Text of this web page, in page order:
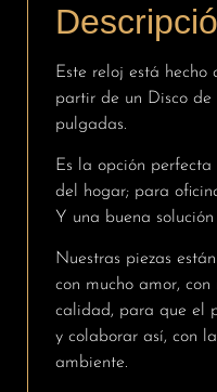
Este reloj está hecho
partir de un Disco
pulgadas.
Es la opción
del hogar; para
Y una buena
Nuestras piezas
con mucho amor,
calidad, para que el
y colaborar así, con
ambiente.